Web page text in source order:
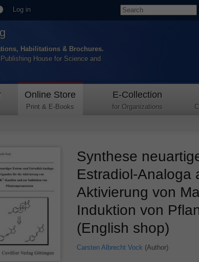
Log in
Habilitations & Brochures.
House for Science and
Online Store
Print & E-Books
E-Collection
for Organizations
Synthese
Estradiol-Analoga
Aktivierung von
Induktion von
(English shop)
Carsten Albrecht Vock (Author)